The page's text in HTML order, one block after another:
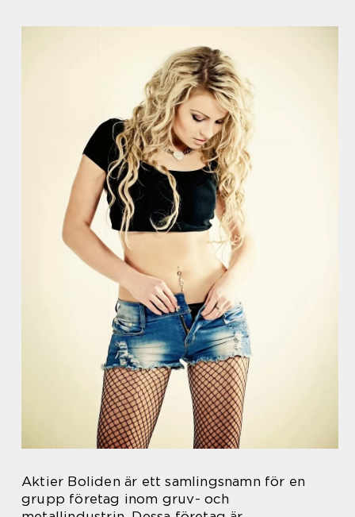
Aktier Boliden är ett samlingsnamn för en
grupp företag inom gruv- och